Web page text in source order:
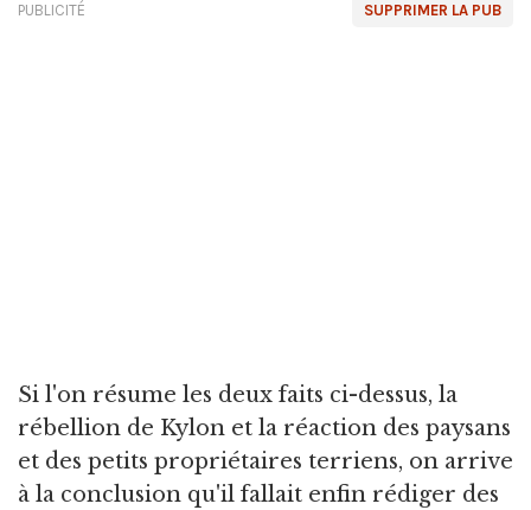
SUPPRIMER LA PUB
PUBLICITÉ
Si l'on résume les deux faits ci-dessus, la
rébellion de Kylon et la réaction des paysans
et des petits propriétaires terriens, on arrive
à la conclusion qu'il fallait enfin rédiger des